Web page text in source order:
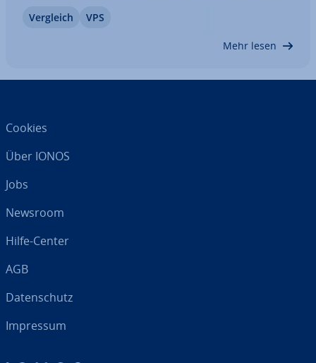
Hosting stehen sich hier oftmals gegenüber.
Vergleich VPS
Mehr lesen
Cookies
Über IONOS
Jobs
Newsroom
Hilfe-Center
AGB
Da­ten­schutz
Impressum